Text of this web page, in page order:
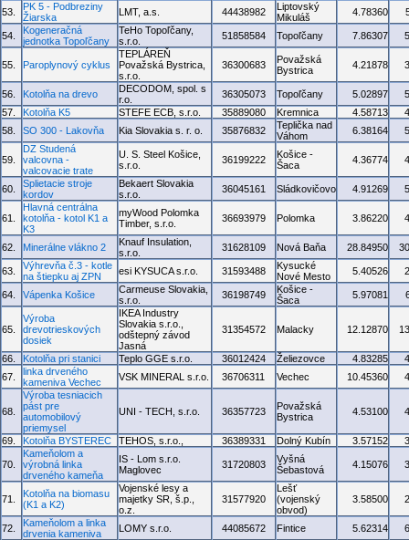
53.
PK 5 - Podbreziny
Žiarska
LMT, a.s. 44438982
Liptovský
Mikuláš
4.78360
54.
Kogeneračná
jednotka Topoľčany
TeHo Topoľčany,
s.r.o.
51858584 Topoľčany 7.86307
55. Paroplynový cyklus
TEPLÁREŇ
Považská Bystrica,
s.r.o.
36300683
Považská
Bystrica
4.21878
56. Kotolňa na drevo
DECODOM, spol. s
r.o.
36305073 Topoľčany 5.02897
57.
Kotolňa K5 STEFE ECB, s.r.o. 35889080 Kremnica 4.58713
58.
SO 300 - Lakovňa Kia Slovakia s. r. o. 35876832
Teplička nad
Váhom
6.38164
59.
DZ Studená
valcovna -
valcovacie trate
U. S. Steel Košice,
s.r.o.
36199222
Košice -
Šaca
4.36774
60.
Splietacie stroje
kordov
Bekaert Slovakia
s.r.o.
36045161 Sládkovičovo 4.91269
61.
Hlavná centrálna
kotolňa - kotol K1 a
K3
myWood Polomka
Timber, s.r.o.
36693979 Polomka 3.86220
62. Minerálne vlákno 2
Knauf Insulation,
s.r.o.
31628109 Nová Baňa 28.84950
63.
Výhrevňa č.3 - kotle
na štiepku aj ZPN
esi KYSUCA s.r.o. 31593488
Kysucké
Nové Mesto
5.40526
64. Vápenka Košice
Carmeuse Slovakia,
s.r.o.
36198749
Košice -
Šaca
5.97081
65.
Výroba
drevotrieskových
dosiek
IKEA Industry
Slovakia s.r.o.,
odštepný závod
Jasná
31354572 Malacky 12.12870
66. Kotolňa pri stanici Teplo GGE s.r.o. 36012424 Želiezovce 4.83285
67.
linka drveného
kameniva Vechec
VSK MINERAL s.r.o. 36706311 Vechec 10.45360
68.
Výroba tesniacich
pást pre
automobilový
priemysel
UNI - TECH, s.r.o. 36357723
Považská
Bystrica
4.53100
69. Kotolňa BYSTEREC TEHOS, s.r.o., 36389331 Dolný Kubín 3.57152
70.
Kameňolom a
výrobná linka
drveného kameňa
IS - Lom s.r.o.
Maglovec
31720803
Vyšná
Šebastová
4.15076
71.
Kotolňa na biomasu
(K1 a K2)
Vojenské lesy a
majetky SR, š.p.,
o.z.
31577920
Lešť
(vojenský
obvod)
3.58500
72.
Kameňolom a linka
drvenia kameniva
LOMY s.r.o. 44085672 Fintice 5.62314